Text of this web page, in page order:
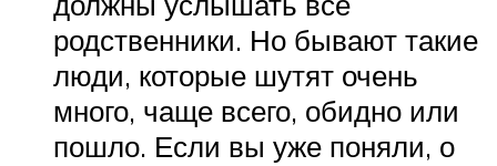
родственники. Но бывают такие
люди, которые шутят очень
много, чаще всего, обидно или
пошло. Если вы уже поняли, о